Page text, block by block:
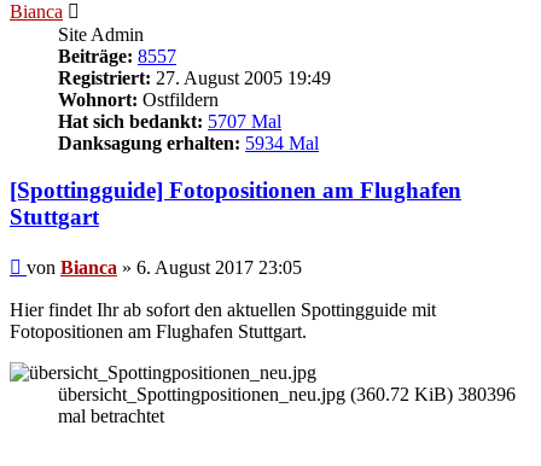
Bianca
Site Admin
Beiträge: 8557
Registriert: 27. August 2005 19:49
Wohnort: Ostfildern
Hat sich bedankt: 5707 Mal
Danksagung erhalten: 5934 Mal
[Spottingguide] Fotopositionen am Flughafen
Stuttgart
Beitrag
von Bianca » 6. August 2017 23:05
Hier findet Ihr ab sofort den aktuellen Spottingguide mit
Fotopositionen am Flughafen Stuttgart.
übersicht_Spottingpositionen_neu.jpg (360.72 KiB) 380396
mal betrachtet